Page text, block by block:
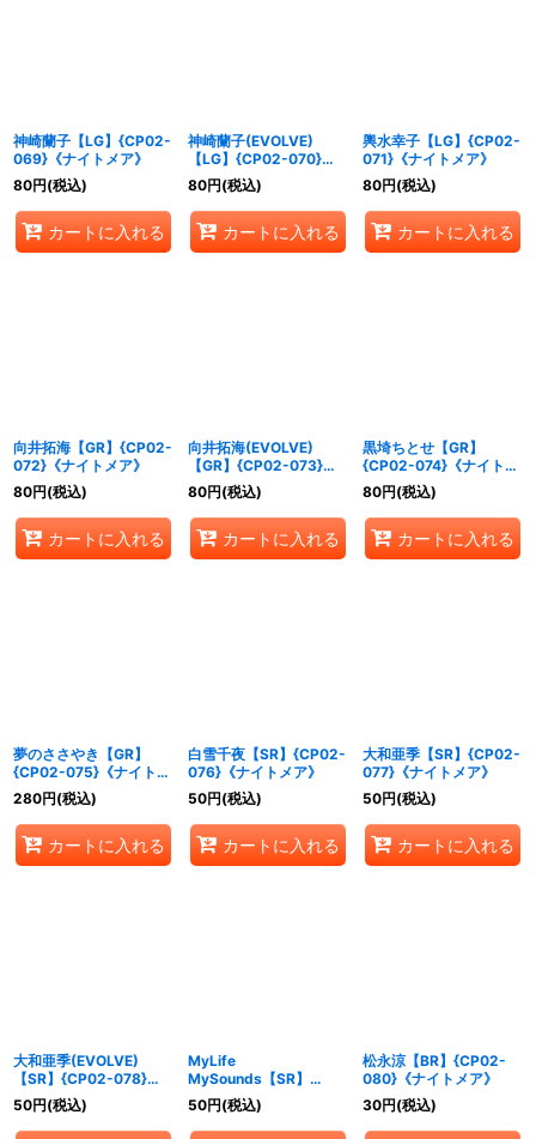
神崎蘭子【LG】{CP02-
069}《ナイトメア》
80円(税込)
カートに入れる
神崎蘭子(EVOLVE)
【LG】{CP02-070}
《ナイトメア》
80円(税込)
カートに入れる
輿水幸子【LG】{CP02-
071}《ナイトメア》
80円(税込)
カートに入れる
向井拓海【GR】{CP02-
072}《ナイトメア》
80円(税込)
カートに入れる
向井拓海(EVOLVE)
【GR】{CP02-073}
《ナイトメア》
80円(税込)
カートに入れる
黒埼ちとせ【GR】
{CP02-074}《ナイトメ
ア》
80円(税込)
カートに入れる
夢のささやき【GR】
{CP02-075}《ナイトメ
ア》
280円(税込)
カートに入れる
白雪千夜【SR】{CP02-
076}《ナイトメア》
50円(税込)
カートに入れる
大和亜季【SR】{CP02-
077}《ナイトメア》
50円(税込)
カートに入れる
大和亜季(EVOLVE)
【SR】{CP02-078}
《ナイトメア》
50円(税込)
MyLife
MySounds【SR】
{CP02-079}《ナイトメ
ア》
50円(税込)
松永涼【BR】{CP02-
080}《ナイトメア》
30円(税込)